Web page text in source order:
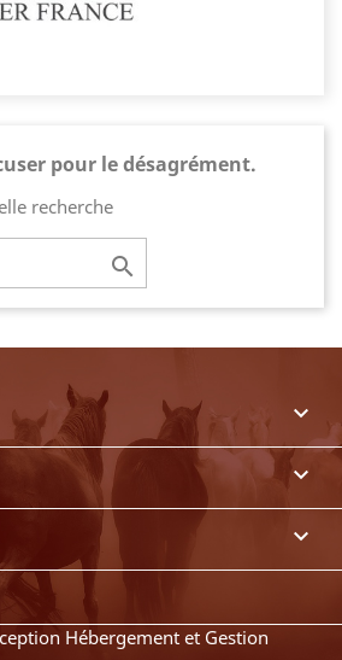
pour le désagrément.
recherche




Hébergement et Gestion